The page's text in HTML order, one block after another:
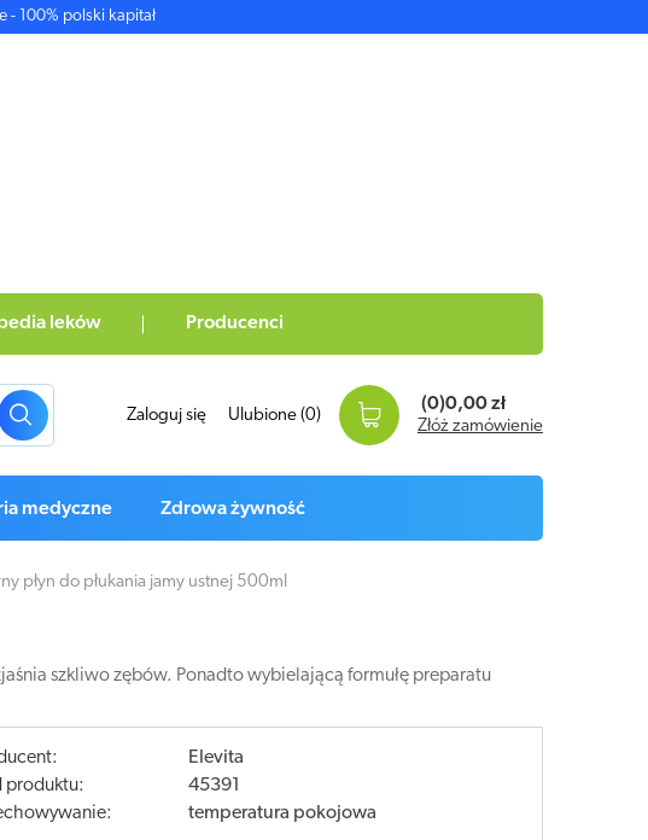
- 100% polski kapitał
leków Producenci
Zaloguj się Ulubione (0)
(0)0,00 zł
Złóż zamówienie
medyczne Zdrowa żywność
płyn do płukania jamy ustnej 500ml
szkliwo zębów. Ponadto wybielającą formułę preparatu
Elevita
produktu:
45391
temperatura pokojowa